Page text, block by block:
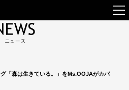
「森は生きている。」をMs.OOJAがカバ